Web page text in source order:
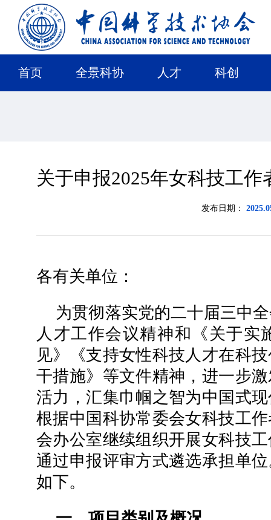
首页 全景科协 人才 科创
关于申报2025年女科技工
发布日期：
各有关单位：
为贯彻落实党的二十届三中
人才工作会议精神和《关于实
见》《支持女性科技人才在科
干措施》等文件精神，进一步
活力，汇集巾帼之智为中国式
根据中国科协常委会女科技工
会办公室继续组织开展女科技
通过申报评审方式遴选承担单
如下。